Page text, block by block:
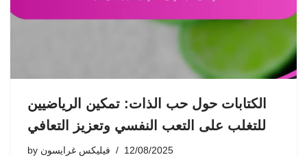
الكتابات حول حب الذات: تمكين الرياضيين
للتغلب على التعب النفسي وتعزيز التعافي
by فيليكس غرايسون 12/08/2025